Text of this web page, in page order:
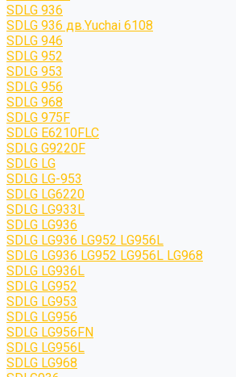
SDLG 936
SDLG 936 дв.Yuchai 6108
SDLG 946
SDLG 952
SDLG 953
SDLG 956
SDLG 968
SDLG 975F
SDLG E6210FLC
SDLG G9220F
SDLG LG
SDLG LG-953
SDLG LG6220
SDLG LG933L
SDLG LG936
SDLG LG936 LG952 LG956L
SDLG LG936 LG952 LG956L LG968
SDLG LG936L
SDLG LG952
SDLG LG953
SDLG LG956
SDLG LG956FN
SDLG LG956L
SDLG LG968